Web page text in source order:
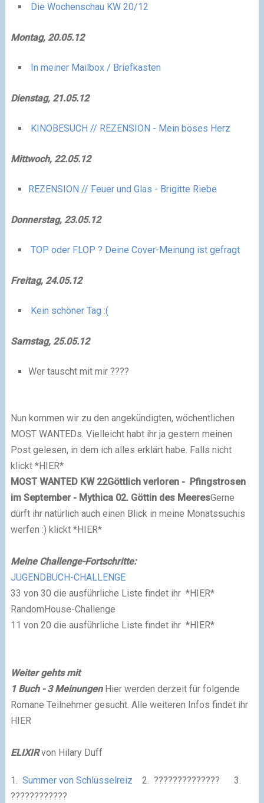
Die Wochenschau KW 20/12
Montag, 20.05.12
In meiner Mailbox / Briefkasten
Dienstag, 21.05.12
KINOBESUCH // REZENSION - Mein böses Herz
Mittwoch, 22.05.12
REZENSION // Feuer und Glas - Brigitte Riebe
Donnerstag, 23.05.12
TOP oder FLOP ? Deine Cover-Meinung ist gefragt
Freitag, 24.05.12
Kein schöner Tag :(
Samstag, 25.05.12
Wer tauscht mit mir ????
Nun kommen wir zu den angekündigten, wöchentlichen
MOST WANTEDs. Vielleicht habt ihr ja gestern meinen
Post gelesen, in dem ich alles erklärt habe. Falls nicht
klickt *HIER*
M OST WANTED KW 22Göttlich verloren - Pfingstrosen
im September - Mythica 02. Göttin des MeeresGerne
dürft ihr natürlich auch einen Blick in meine Monatssuchis
werfen :) klickt *HIER*
Meine Challenge-Fortschritte:
JUGENDBUCH-CHALLENGE
33 von 30 die ausführliche Liste findet ihr *HIER*
RandomHouse-Challenge
11 von 20 die ausführliche Liste findet ihr *HIER*
Weiter gehts mit
1 Buch - 3 Meinungen Hier werden derzeit für folgende
Romane Teilnehmer gesucht. Alle weiteren Infos findet ihr
HIER
ELIXIRvon Hilary Duff
1. Summer von Schlüsselreiz
2. ?????????????? 3.
????????????